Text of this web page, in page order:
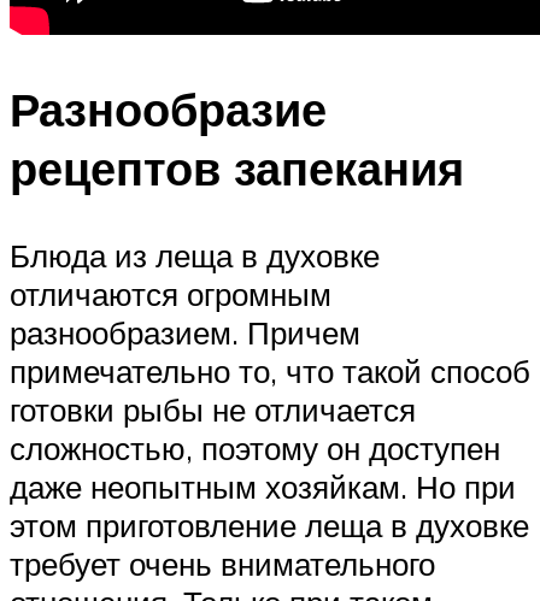
Разнообразие
рецептов запекания
Блюда из леща в духовке
отличаются огромным
разнообразием. Причем
примечательно то, что такой способ
готовки рыбы не отличается
сложностью, поэтому он доступен
даже неопытным хозяйкам. Но при
этом приготовление леща в духовке
требует очень внимательного